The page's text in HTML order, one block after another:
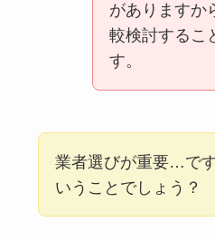
がありますか
較検討するこ
す。
業者選びが重要…で
いうことでしょう？